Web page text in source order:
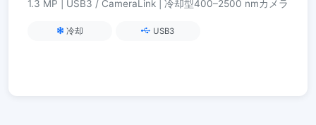
1.3 MP | USB3 / CameraLink | 冷却型400–2500 nmカメラ
冷却 USB3